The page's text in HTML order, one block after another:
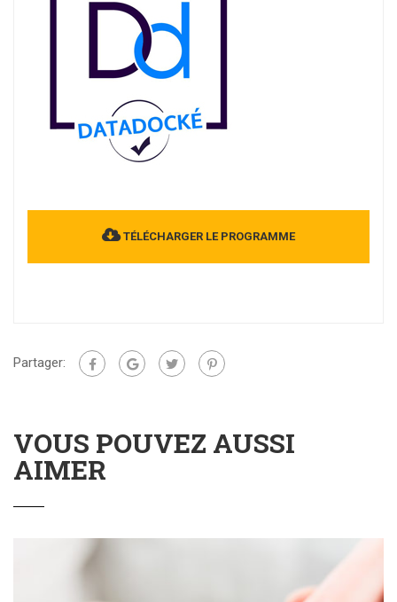
TÉLÉCHARGER LE PROGRAMME
Partager:
VOUS POUVEZ AUSSI
AIMER